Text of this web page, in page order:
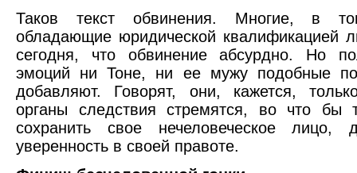
Таков текст обвинения. Многие, в
обладающие юридической квалификацией
сегодня, что обвинение абсурдно. Но
эмоций ни Тоне, ни ее мужу подобные
добавляют. Говорят, они, кажется,
органы следствия стремятся, во что бы
сохранить свое нечеловеческое лицо,
уверенность в своей правоте.